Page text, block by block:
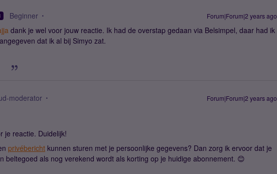
Beginner Forum|Forum|2 years ago
dank je wel voor jouw reactie. Ik had de overstap gedaan via Belsimpel, daar had ik
dat ik al bij Simyo zat.
moderator Forum|Forum|2 years ago
je reactie. Duidelijk!
privébericht kunnen sturen met je persoonlijke gegevens? Dan zorg ik ervoor dat je
beltegoed als nog verekend wordt als korting op je huidige abonnement. 😊